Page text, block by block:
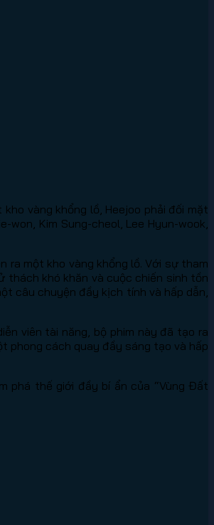
vàng khổng lồ, Heejoo phải đối mặt
Kim Sung-cheol, Lee Hyun-wook,
ra một kho vàng khổng lồ. Với sự tham
thách khó khăn và cuộc chiến sinh tồn
câu chuyện đầy kịch tính và hấp dẫn,
viên tài năng, bộ phim này đã tạo ra
phong cách quay đầy sáng tạo và hấp
phá thế giới đầy bí ẩn của “Vùng Đất